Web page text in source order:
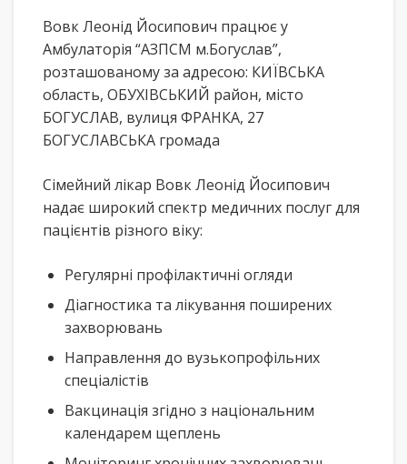
Вовк Леонід Йосипович працює у
Амбулаторія “АЗПСМ м.Богуслав”,
розташованому за адресою: КИЇВСЬКА
область, ОБУХІВСЬКИЙ район, місто
БОГУСЛАВ, вулиця ФРАНКА, 27
БОГУСЛАВСЬКА громада
Сімейний лікар Вовк Леонід Йосипович
надає широкий спектр медичних послуг для
пацієнтів різного віку:
Регулярні профілактичні огляди
Діагностика та лікування поширених
захворювань
Направлення до вузькопрофільних
спеціалістів
Вакцинація згідно з національним
календарем щеплень